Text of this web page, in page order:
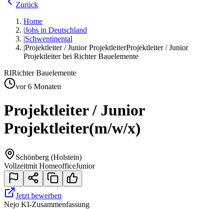
Zurück
Home
|Jobs in Deutschland
|Schwentinental
|Projektleiter / Junior ProjektleiterProjektleiter / Junior
Projektleiter bei Richter Bauelemente
RIRichter Bauelemente
vor 6 Monaten
Projektleiter / Junior
Projektleiter(m/w/x)
Schönberg (Holstein)
Vollzeitmit HomeofficeJunior
Jetzt bewerben
Nejo KI-Zusammenfassung